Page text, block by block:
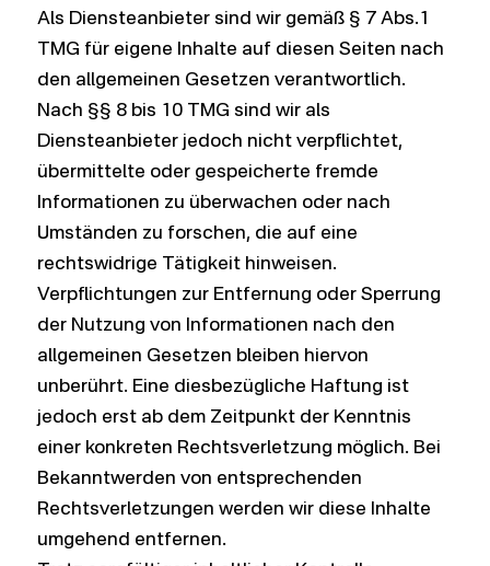
Als Diensteanbieter sind wir gemäß § 7 Abs.1
TMG für eigene Inhalte auf diesen Seiten nach
den allgemeinen Gesetzen verantwortlich.
Nach §§ 8 bis 10 TMG sind wir als
Diensteanbieter jedoch nicht verpflichtet,
übermittelte oder gespeicherte fremde
Informationen zu überwachen oder nach
Umständen zu forschen, die auf eine
rechtswidrige Tätigkeit hinweisen.
Verpflichtungen zur Entfernung oder Sperrung
der Nutzung von Informationen nach den
allgemeinen Gesetzen bleiben hiervon
unberührt. Eine diesbezügliche Haftung ist
jedoch erst ab dem Zeitpunkt der Kenntnis
einer konkreten Rechtsverletzung möglich. Bei
Bekanntwerden von entsprechenden
Rechtsverletzungen werden wir diese Inhalte
umgehend entfernen.